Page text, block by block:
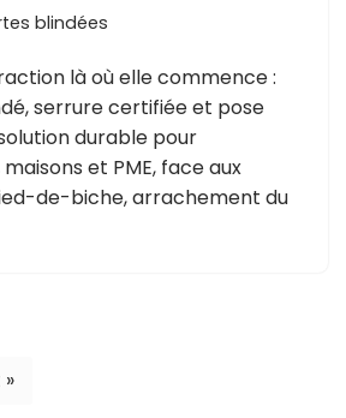
blindées
là où elle commence :
serrure certifiée et pose
durable pour
et PME, face aux
de-biche, arrachement du